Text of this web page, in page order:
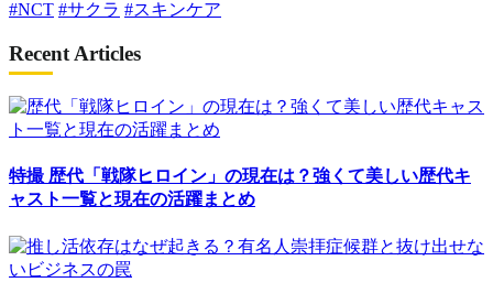
#NCT #サクラ #スキンケア
Recent Articles
特撮 歴代「戦隊ヒロイン」の現在は？強くて美しい歴代キ
ャスト一覧と現在の活躍まとめ